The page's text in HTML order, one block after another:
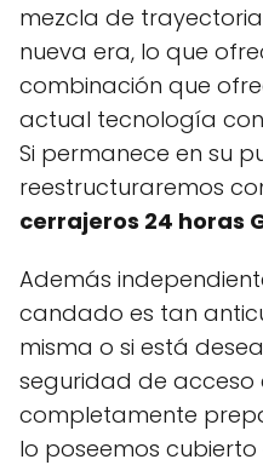
mezcla de
nueva era, lo que
combinación que
actual tecnología
Si permanece en su
reestructuraremos
cerrajeros 24 horas
Además
candado es tan
misma o si está
seguridad de acceso
completamente
lo poseemos cubierto